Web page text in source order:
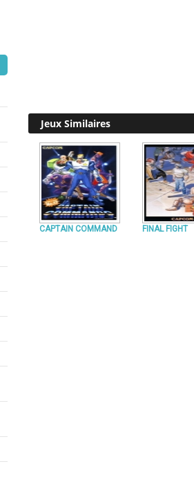
Jeux Similaires
CAPTAIN COMMAND FINAL FIGHT